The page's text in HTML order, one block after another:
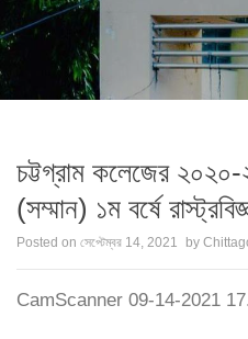
চট্টগ্রাম কলেজের ২০২০-
(সম্মান) ১ম বর্ষে
Posted on সেপ্টেম্বর 14, 2021 by
CamScanner 09-14-2021